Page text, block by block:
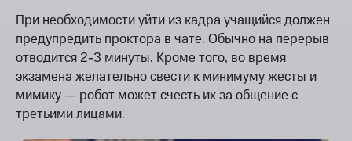
При необходимости уйти из кадра учащийся должен
предупредить проктора в чате. Обычно на перерыв
отводится 2-3 минуты. Кроме того, во время
экзамена желательно свести к минимуму жесты и
мимику — робот может счесть их за общение с
третьими лицами.